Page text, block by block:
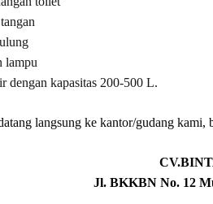
lampu
dengan kapasitas 200-500 L.
langsung ke kantor/gudang kami,
Jl. BKKBN No. 12